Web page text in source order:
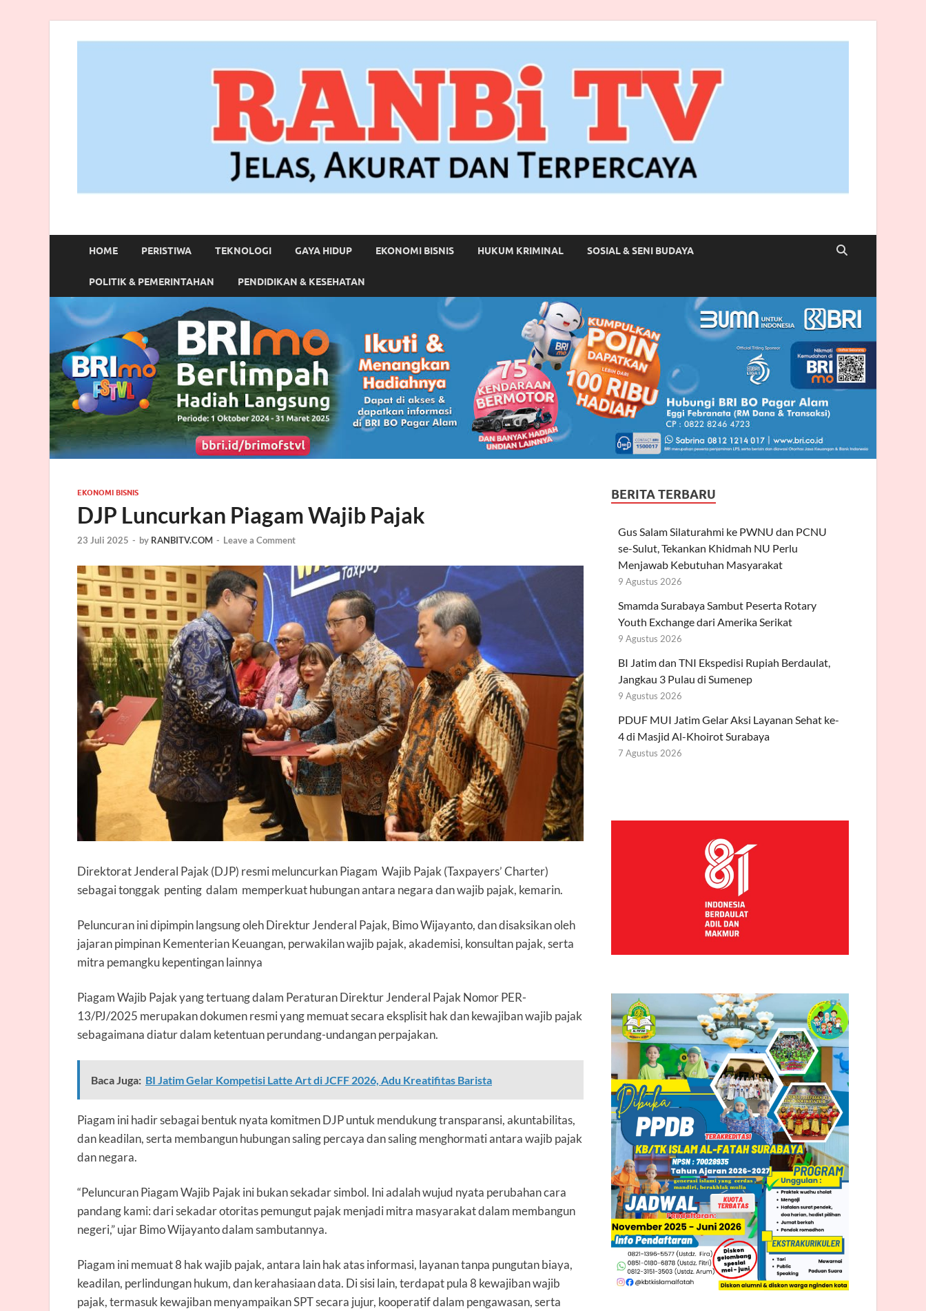
RANBITV.COM
HOME PERISTIWA TEKNOLOGI GAYA HIDUP EKONOMI BISNIS HUKUM KRIMINAL SOSIAL & SENI BUDAYA
POLITIK & PEMERINTAHAN PENDIDIKAN & KESEHATAN
EKONOMI BISNIS
DJP Luncurkan Piagam Wajib Pajak
23 Juli 2025 - by RANBITV.COM - Leave a Comment
Direktorat Jenderal Pajak (DJP) resmi meluncurkan Piagam Wajib Pajak (Taxpayers’ Charter)
sebagai tonggak penting dalam memperkuat hubungan antara negara dan wajib pajak, kemarin.
Peluncuran ini dipimpin langsung oleh Direktur Jenderal Pajak, Bimo Wijayanto, dan disaksikan oleh
jajaran pimpinan Kementerian Keuangan, perwakilan wajib pajak, akademisi, konsultan pajak, serta
mitra pemangku kepentingan lainnya
Piagam Wajib Pajak yang tertuang dalam Peraturan Direktur Jenderal Pajak Nomor PER-
13/PJ/2025 merupakan dokumen resmi yang memuat secara eksplisit hak dan kewajiban wajib pajak
sebagaimana diatur dalam ketentuan perundang-undangan perpajakan.
Baca Juga: BI Jatim Gelar Kompetisi Latte Art di JCFF 2026, Adu Kreatifitas Barista
Piagam ini hadir sebagai bentuk nyata komitmen DJP untuk mendukung transparansi, akuntabilitas,
dan keadilan, serta membangun hubungan saling percaya dan saling menghormati antara wajib pajak
dan negara.
“Peluncuran Piagam Wajib Pajak ini bukan sekadar simbol. Ini adalah wujud nyata perubahan cara
pandang kami: dari sekadar otoritas pemungut pajak menjadi mitra masyarakat dalam membangun
negeri,” ujar Bimo Wijayanto dalam sambutannya.
Piagam ini memuat 8 hak wajib pajak, antara lain hak atas informasi, layanan tanpa pungutan biaya,
keadilan, perlindungan hukum, dan kerahasiaan data. Di sisi lain, terdapat pula 8 kewajiban wajib
pajak, termasuk kewajiban menyampaikan SPT secara jujur, kooperatif dalam pengawasan, serta
BERITA TERBARU
Gus Salam Silaturahmi ke PWNU dan PCNU
se-Sulut, Tekankan Khidmah NU Perlu
Menjawab Kebutuhan Masyarakat
9 Agustus 2026
Smamda Surabaya Sambut Peserta Rotary
Youth Exchange dari Amerika Serikat
9 Agustus 2026
BI Jatim dan TNI Ekspedisi Rupiah Berdaulat,
Jangkau 3 Pulau di Sumenep
9 Agustus 2026
PDUF MUI Jatim Gelar Aksi Layanan Sehat ke-
4 di Masjid Al-Khoirot Surabaya
7 Agustus 2026